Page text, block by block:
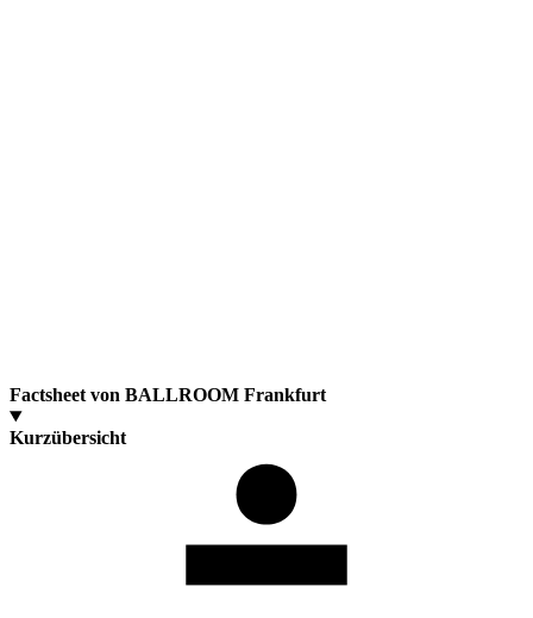
Factsheet von BALLROOM Frankfurt
Kurzübersicht